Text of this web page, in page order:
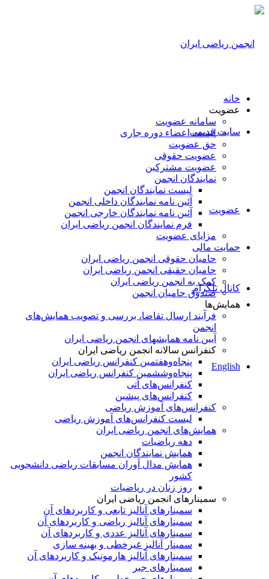
سایت قدیمی
عضویت
کانال تلگرام
English
خانه
عضویت
سامانه عضویت
لیست اعضاء دوره جاری
حق عضویت
عضویت حقوقی
عضویت مشترکین
نمایندگان انجمن
لیست نمایندگان انجمن
آئین نامه نمایندگان داخلی انجمن
آئین نامه نمایندگان خارجی انجمن
فرم نمایندگان انجمن ریاضی ایران
مزایای عضویت
حمایت مالی
حامیان حقوقی انجمن ریاضی ایران
حامیان حقیقی انجمن ریاضی ایران
کمک به انجمن ریاضی ایران
صندوق حامیان انجمن
همایش‌ها
فرآیند ارسال تقاضا، بررسی و تصویب همایش‌های
انجمن
آیین نامه همایشهای انجمن ریاضی ایران
کنفرانس‌ سالانه انجمن ریاضی ایران
پنجاه‌و‌هفتمین کنفرانس ریاضی ایران
پنجاه‌و‌ششمین کنفرانس ریاضی ایران
کنفرانس‌های آتی
کنفرانس‎‌های پیشین
کنفرانس‌های آموزش ریاضی
لیست کنفرانس‌های آموزش ریاضی
همایش‌های انجمن ریاضی ایران
دهه ریاضیات
همایش نمایندگان انجمن
همایش مدال آوران مسابقات ریاضی دانشجویی
کشور
روز زنان در ریاضیات
سمینارهای انجمن ریاضی ایران
سمینارهای آنالیز تابعی و کاربردهای آن
سمینارهای آنالیز ریاضی و کاربردهای آن
سمینارهای آنالیز عددی و کاربردهای آن
سمینار آنالیز غیرخطی و بهینه سازی
سمینارهای آنالیز هارمونیک و کاربردهای آن
سمینار‌های جبر